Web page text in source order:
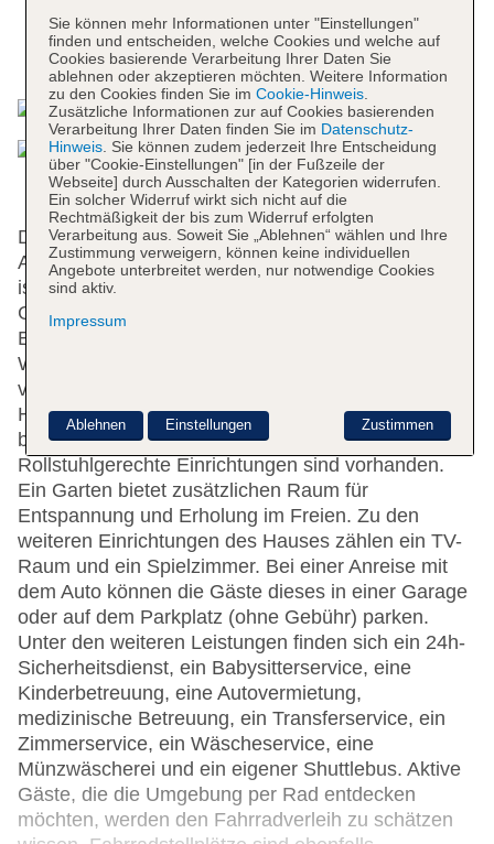
Das bietet Ihre Unterkunft
Das Hotel bietet 42 Zimmer und verfügt über einen
Aufzug. Das freundliche Personal an der Rezeption
ist gerne bei allen Fragen behilflich. Eine
Gepäckaufbewahrung und ein Safe gehören zur
Einrichtung des Hauses. In der Unterbringung steht
WLAN zur Verfügung. Hilfestellung bei der Buchung
von Ausflügen wird am Tourdesk geboten. Das
Hotel verfügt über eine Reihe von
behindertengerechten Annehmlichkeiten.
Rollstuhlgerechte Einrichtungen sind vorhanden.
Ein Garten bietet zusätzlichen Raum für
Entspannung und Erholung im Freien. Zu den
weiteren Einrichtungen des Hauses zählen ein TV-
Raum und ein Spielzimmer. Bei einer Anreise mit
dem Auto können die Gäste dieses in einer Garage
oder auf dem Parkplatz (ohne Gebühr) parken.
Unter den weiteren Leistungen finden sich ein 24h-
Sicherheitsdienst, ein Babysitterservice, eine
Kinderbetreuung, eine Autovermietung,
medizinische Betreuung, ein Transferservice, ein
Zimmerservice, ein Wäscheservice, eine
Münzwäscherei und ein eigener Shuttlebus. Aktive
Gäste, die die Umgebung per Rad entdecken
möchten, werden den Fahrradverleih zu schätzen
Sie können mehr Informationen unter "Einstellungen"
finden und entscheiden, welche Cookies und welche auf
Cookies basierende Verarbeitung Ihrer Daten Sie
ablehnen oder akzeptieren möchten. Weitere Information
zu den Cookies finden Sie im Cookie-Hinweis.
Zusätzliche Informationen zur auf Cookies basierenden
Verarbeitung Ihrer Daten finden Sie im Datenschutz-
Hinweis. Sie können zudem jederzeit Ihre Entscheidung
über "Cookie-Einstellungen" [in der Fußzeile der
Webseite] durch Ausschalten der Kategorien widerrufen.
Ein solcher Widerruf wirkt sich nicht auf die
Rechtmäßigkeit der bis zum Widerruf erfolgten
Verarbeitung aus. Soweit Sie „Ablehnen“ wählen und Ihre
Zustimmung verweigern, können keine individuellen
Angebote unterbreitet werden, nur notwendige Cookies
sind aktiv.
Impressum
Zustimmen
Ablehnen Einstellungen